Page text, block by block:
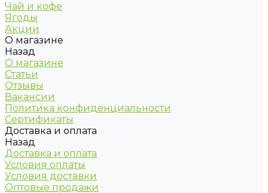
Чай и кофе
Ягоды
Акции
О магазине
Назад
О магазине
Статьи
Отзывы
Вакансии
Политика конфиденциальности
Сертификаты
Доставка и оплата
Назад
Доставка и оплата
Условия оплаты
Условия доставки
Оптовые продажи